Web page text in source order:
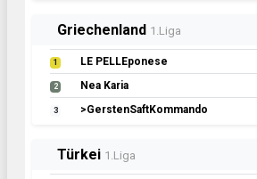
Griechenland 1.Liga
1 LE PELLEponese
2 Nea Karia
3 >GerstenSaftKommando
Türkei 1.Liga